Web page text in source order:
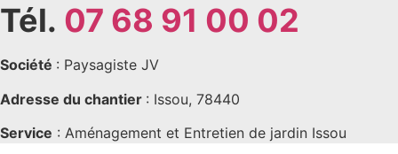
Tél. 07 68 91 00 02
Société : Paysagiste JV
Adresse du chantier : Issou, 78440
Service : Aménagement et Entretien de jardin Issou